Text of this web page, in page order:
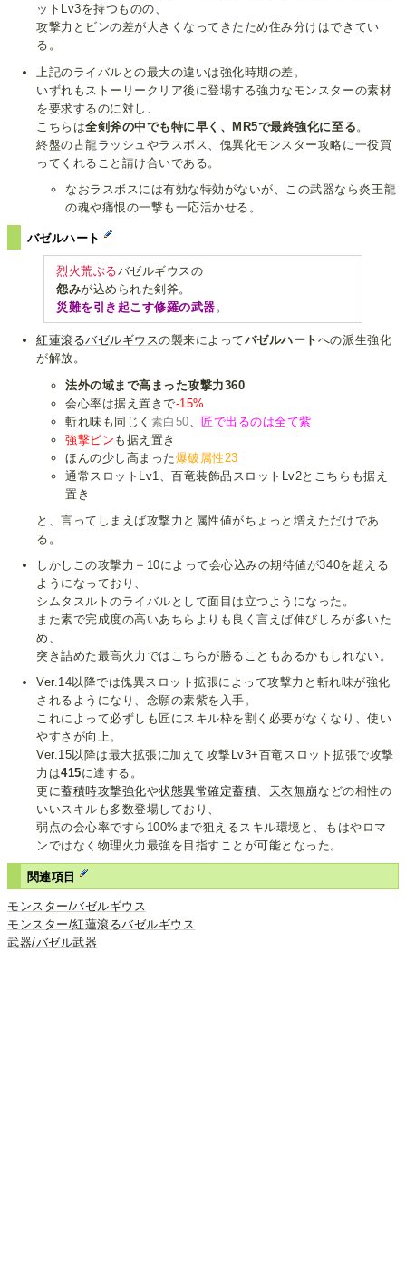
ットLv3を持つものの、
攻撃力とビンの差が大きくなってきたため住み分けはできてい
る。
上記のライバルとの最大の違いは強化時期の差。
いずれもストーリークリア後に登場する強力なモンスターの素材
を要求するのに対し、
こちらは全剣斧の中でも特に早く、MR5で最終強化に至る 。
終盤の古龍ラッシュやラスボス、傀異化モンスター攻略に一役買
ってくれること請け合いである。
なおラスボスには有効な特効がないが、この武器なら炎王龍
の魂や痛恨の一撃も一応活かせる。
バゼルハート
烈火荒ぶるバゼルギウスの
怨みが込められた剣斧。
災難を引き起こす修羅の武器 。
紅蓮滾るバゼルギウスの襲来によってバゼルハート への派生強化
が解放。
法外の域まで高まった攻撃力360
会心率は据え置きで-15%
斬れ味も同じく 素白50 、匠で出るのは全て紫
強撃ビン も据え置き
ほんの少し高まった爆破属性23
通常スロットLv1、百竜装飾品スロットLv2とこちらも据え
置き
と、言ってしまえば攻撃力と属性値がちょっと増えただけであ
る。
しかしこの攻撃力＋10によって会心込みの期待値が340を超える
ようになっており、
シムタスルトのライバルとして面目は立つようになった。
また素で完成度の高いあちらよりも良く言えば伸びしろが多いた
め、
突き詰めた最高火力ではこちらが勝ることもあるかもしれない。
Ver.14以降では傀異スロット拡張によって攻撃力と斬れ味が強化
されるようになり、念願の素紫を入手。
これによって必ずしも匠にスキル枠を割く必要がなくなり、使い
やすさが向上。
Ver.15以降は最大拡張に加えて攻撃Lv3+百竜スロット拡張で攻撃
力は415に達する。
更に蓄積時攻撃強化や状態異常確定蓄積 天衣無崩 などの相性の
いいスキルも多数登場しており、
弱点の会心率ですら100%まで狙えるスキル環境と、もはやロマ
ンではなく物理火力最強を目指すことが可能となった。
関連項目
モンスター/バゼルギウス
モンスター/紅蓮滾るバゼルギウス
武器/バゼル武器